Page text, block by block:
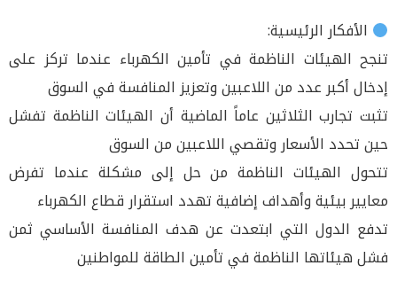
الأفكار الرئيسية:
تنجح الهيئات الناظمة في تأمين الكهرباء عندما تركز على
إدخال أكبر عدد من اللاعبين وتعزيز المنافسة في السوق
تثبت تجارب الثلاثين عاماً الماضية أن الهيئات الناظمة تفشل
حين تحدد الأسعار وتقصي اللاعبين من السوق
تتحول الهيئات الناظمة من حل إلى مشكلة عندما تفرض
معايير بيئية وأهداف إضافية تهدد استقرار قطاع الكهرباء
تدفع الدول التي ابتعدت عن هدف المنافسة الأساسي ثمن
فشل هيئاتها الناظمة في تأمين الطاقة للمواطنين